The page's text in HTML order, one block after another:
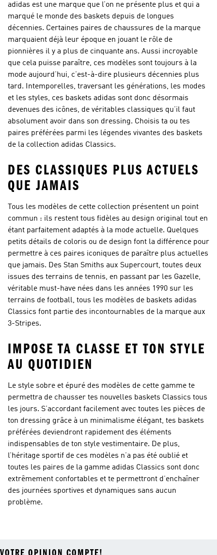
adidas est une marque que l’on ne présente plus et qui a
marqué le monde des baskets depuis de longues
décennies. Certaines paires de chaussures de la marque
marquaient déjà leur époque en jouant le rôle de
pionnières il y a plus de cinquante ans. Aussi incroyable
que cela puisse paraître, ces modèles sont toujours à la
mode aujourd’hui, c’est-à-dire plusieurs décennies plus
tard. Intemporelles, traversant les générations, les modes
et les styles, ces baskets adidas sont donc désormais
devenues des icônes, de véritables classiques qu’il faut
absolument avoir dans son dressing. Choisis ta ou tes
paires préférées parmi les légendes vivantes des baskets
de la collection adidas Classics.
DES CLASSIQUES PLUS ACTUELS
QUE JAMAIS
Tous les modèles de cette collection présentent un point
commun : ils restent tous fidèles au design original tout en
étant parfaitement adaptés à la mode actuelle. Quelques
petits détails de coloris ou de design font la différence pour
permettre à ces paires iconiques de paraître plus actuelles
que jamais. Des Stan Smiths aux Supercourt, toutes deux
issues des terrains de tennis, en passant par les Gazelle,
véritable must-have nées dans les années 1990 sur les
terrains de football, tous les modèles de baskets adidas
Classics font partie des incontournables de la marque aux
3-Stripes.
IMPOSE TA CLASSE ET TON STYLE
AU QUOTIDIEN
Le style sobre et épuré des modèles de cette gamme te
permettra de chausser tes nouvelles baskets Classics tous
les jours. S’accordant facilement avec toutes les pièces de
ton dressing grâce à un minimalisme élégant, tes baskets
préférées deviendront rapidement des éléments
indispensables de ton style vestimentaire. De plus,
l’héritage sportif de ces modèles n’a pas été oublié et
toutes les paires de la gamme adidas Classics sont donc
extrêmement confortables et te permettront d’enchaîner
des journées sportives et dynamiques sans aucun
problème.